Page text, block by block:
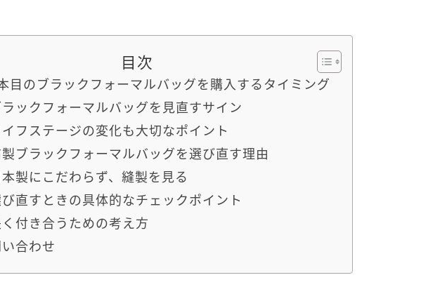
目次
目のブラックフォーマルバッグを購入するタイミング
ラックフォーマルバッグを見直すサイン
イフステージの変化も大切なポイント
ブラックフォーマルバッグを選び直す理由
本製にこだわらず、縫製を見る
直すときの具体的なチェックポイント
付き合うための考え方
合わせ